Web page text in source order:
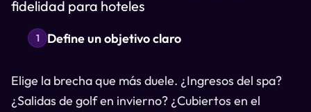
fidelidad para hoteles
1 Define un objetivo claro
Elige la brecha que más duele. ¿Ingresos del spa?
¿Salidas de golf en invierno? ¿Cubiertos en el